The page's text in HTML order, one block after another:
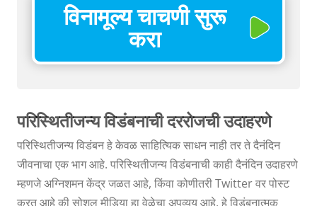
विनामूल्य चाचणी सुरू
करा
परिस्थितीजन्य विडंबनाची दररोजची उदाहरणे
परिस्थितीजन्य विडंबन हे केवळ साहित्यिक साधन नाही तर ते दैनंदिन
जीवनाचा एक भाग आहे. परिस्थितीजन्य विडंबनाची काही दैनंदिन उदाहरणे
म्हणजे अग्निशमन केंद्र जळत आहे, किंवा कोणीतरी Twitter वर पोस्ट
करत आहे की सोशल मीडिया हा वेळेचा अपव्यय आहे. हे विडंबनात्मक